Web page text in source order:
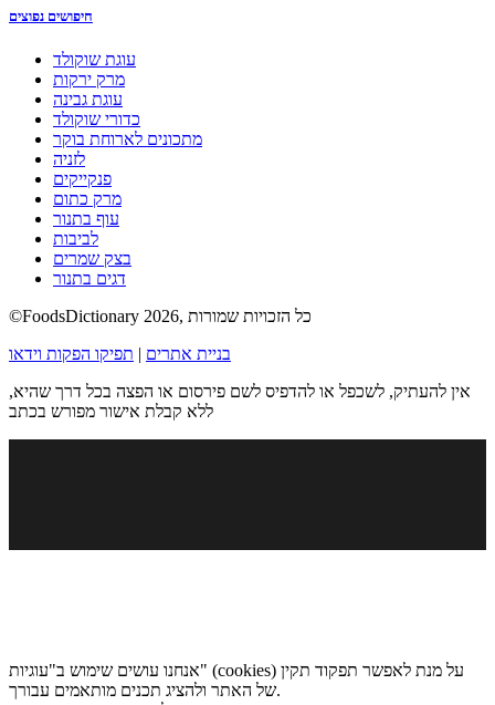
חיפושים נפוצים
עוגת שוקולד
מרק ירקות
עוגת גבינה
כדורי שוקולד
מתכונים לארוחת בוקר
לזניה
פנקייקים
מרק כתום
עוף בתנור
לביבות
בצק שמרים
דגים בתנור
©FoodsDictionary 2026, כל הזכויות שמורות
בניית אתרים | תפיקו הפקות וידאו
אין להעתיק, לשכפל או להדפיס לשם פירסום או הפצה בכל דרך שהיא,
ללא קבלת אישור מפורש בכתב
אנחנו עושים שימוש ב"עוגיות" (cookies) על מנת לאפשר תפקוד תקין
של האתר ולהציג תכנים מותאמים עבורך.